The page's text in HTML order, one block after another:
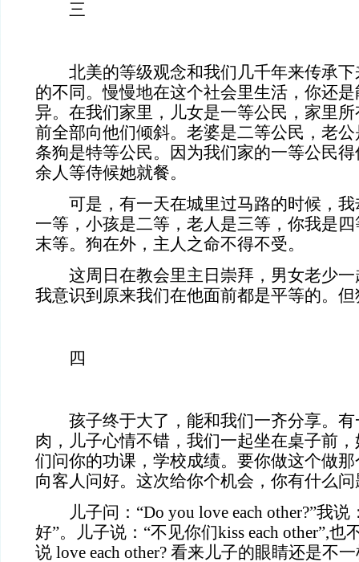
三
北美的等级观念和我们几千年来传承下
的不同。慢慢地在这个社会里生活，你还
异。在我们家里，儿女是一等公民，家里
前全部向他们倾斜。老婆是二等公民，老
条狗是特等公民。因为我们家的一等公民
余人等侍候她就餐。
可是，有一天在城里过马路的时候，我
一等，小孩是二等，老人是三等，你我是
末等。狗在外，主人之命不得不受。
这周日在教会里主日崇拜，男女老少一
我意识到原来我们在他面前都是平等的。
四
孩子终于大了，能和我们一齐分享。有
肉，儿子心情不错，我们一起坐在桌子前
们问你的功课，学校成绩。要你做这个做
向客人问好。这次给你个机会，你有什么
儿子问：“Do you love each other?”我说
好”。儿子说：“不见你们kiss each other”,也
说 love each other? 看来儿子的眼睛还是不